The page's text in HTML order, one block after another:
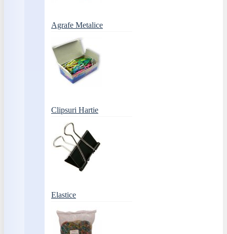
Agrafe Metalice
Clipsuri Hartie
Elastice